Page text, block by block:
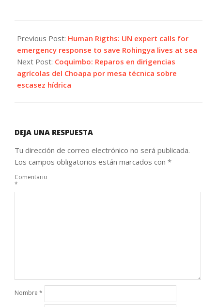
11-
23
Previous Post: Human Rigths: UN expert calls for
emergency response to save Rohingya lives at sea
Next Post: Coquimbo: Reparos en dirigencias
agrícolas del Choapa por mesa técnica sobre
escasez hídrica
DEJA UNA RESPUESTA
Tu dirección de correo electrónico no será publicada.
Los campos obligatorios están marcados con *
Comentario
*
Nombre *